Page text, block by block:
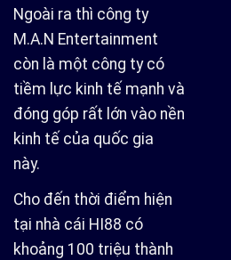
Ngoài ra thì công ty
M.A.N Entertainment
còn là một công ty có
tiềm lực kinh tế mạnh và
đóng góp rất lớn vào nền
kinh tế của quốc gia
này.
Cho đến thời điểm hiện
tại nhà cái HI88 có
khoảng 100 triệu thành